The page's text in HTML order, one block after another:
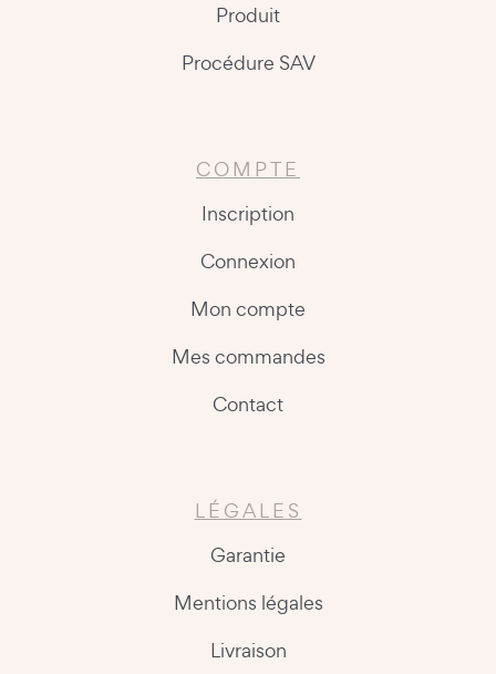
Produit
Procédure SAV
COMPTE
Inscription
Connexion
Mon compte
Mes commandes
Contact
LÉGALES
Garantie
Mentions légales
Livraison